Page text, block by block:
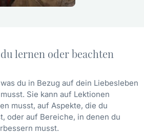
lernen oder beachten
du in Bezug auf dein Liebesleben
Sie kann auf Lektionen
musst, auf Aspekte, die du
oder auf Bereiche, in denen du
musst.